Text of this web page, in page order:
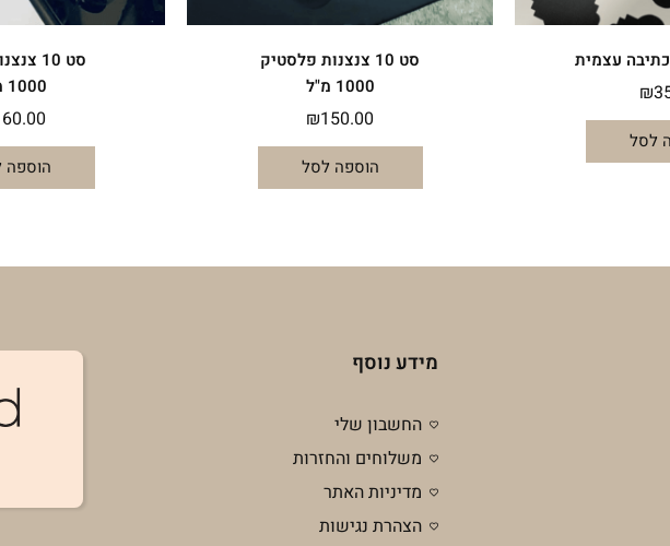
עצמית
₪
לסל
סט 10 צנצנות פלסטיק
1000 מ"ל
₪150.00
הוספה לסל
סט 10 צנצנות זכוכית
1000 מ"ל
הוספה
מידע נוסף
החשבון שלי
משלוחים והחזרות
מדיניות האתר
הצהרת נגישות